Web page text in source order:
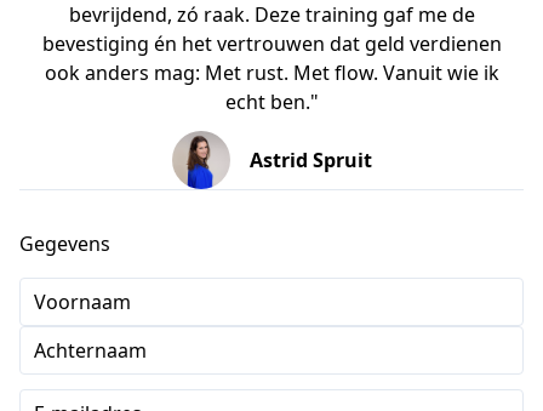
bevrijdend, zó raak. Deze training gaf me de
bevestiging én het vertrouwen dat geld verdienen
ook anders mag: Met rust. Met flow. Vanuit wie ik
echt ben."
Astrid Spruit
Gegevens
Voornaam
Achternaam